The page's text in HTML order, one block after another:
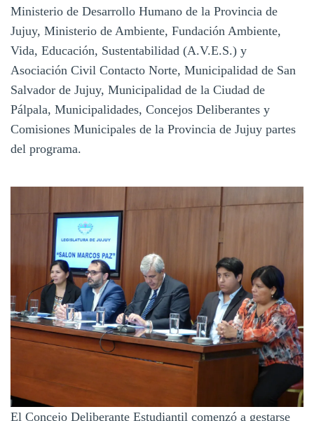
Ministerio de Desarrollo Humano de la Provincia de
Jujuy, Ministerio de Ambiente, Fundación Ambiente,
Vida, Educación, Sustentabilidad (A.V.E.S.) y
Asociación Civil Contacto Norte, Municipalidad de San
Salvador de Jujuy, Municipalidad de la Ciudad de
Pálpala, Municipalidades, Concejos Deliberantes y
Comisiones Municipales de la Provincia de Jujuy partes
del programa.
El Concejo Deliberante Estudiantil comenzó a gestarse